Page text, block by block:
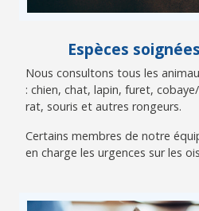
Espèces
Nous consultons tous les
: chien, chat, lapin, furet,
rat, souris et autres rongeurs.
Certains membres de notre
en charge les urgences sur les